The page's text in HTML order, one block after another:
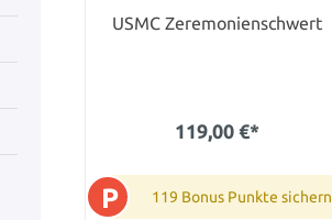
USMC Zeremonienschwert
119,00 €*
P 119 Bonus Punkte sichern